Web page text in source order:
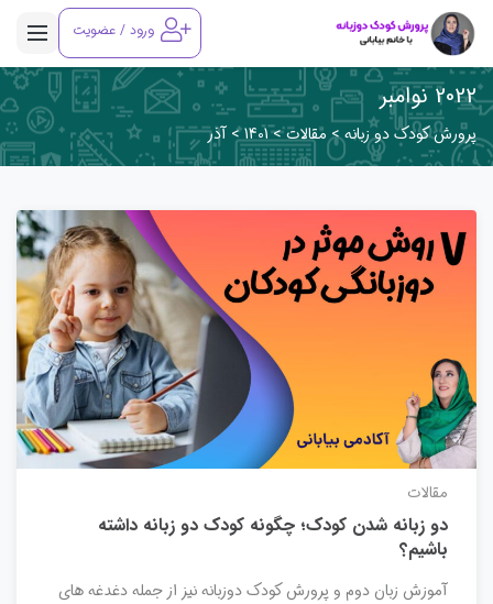
ورود / عضویت
2022 نوامبر
پرورش کودک دو زبانه>مقالات>
1401
> آذر
مقالات
دو زبانه شدن کودک؛ چگونه کودک دو زبانه داشته
باشیم؟
آموزش زبان دوم و پرورش کودک دوزبانه نیز از جمله دغدغه های